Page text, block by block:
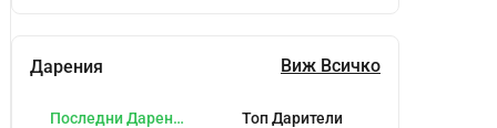
Дарения Виж Всичко
Последни Дарения Топ Дарители